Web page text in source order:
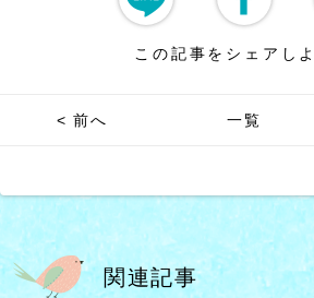
この記事をシェアしよ
< 前へ 一覧
関連記事